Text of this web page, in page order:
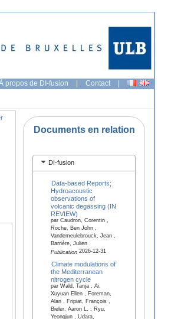
propos de DI-fusion | Contact |
Documents en relation
DI-fusion
Data-based Reports;
Hydroacoustic
observations of
volcanic degassing (IN
REVIEW)
par Caudron, Corentin ,
Roche, Ben John ,
Vandemeulebrouck, Jean ,
Barrière, Julien
Publication2026-12-31
Climate modulations of
the Mediterranean
nitrogen cycle
par Wald, Tanja , Ai,
Xuyuan Ellen , Foreman,
Alan , Fripiat, François ,
Bieler, Aaron L. , Ryu,
Yeongjun , Udara,